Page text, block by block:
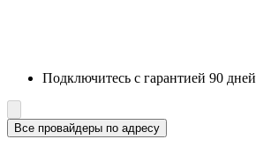
Подключитесь с гарантией 90 дней
Все провайдеры по адресу